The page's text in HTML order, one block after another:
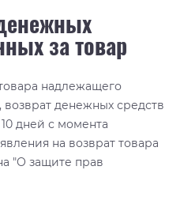
за товар
надлежащего
возврат денежных средств
дней с момента
на возврат товара
"О защите прав